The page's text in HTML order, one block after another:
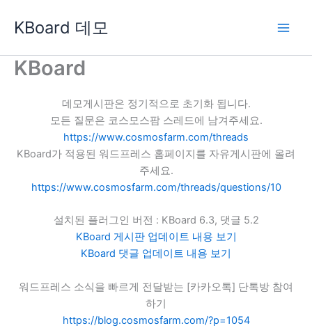
로
KBoard 데모
KBoard
데모게시판은 정기적으로 초기화 됩니다.
모든 질문은 코스모스팜 스레드에 남겨주세요.
https://www.cosmosfarm.com/threads
KBoard가 적용된 워드프레스 홈페이지를 자유게시판에 올려
주세요.
https://www.cosmosfarm.com/threads/questions/10
설치된 플러그인 버전 : KBoard 6.3, 댓글 5.2
KBoard 게시판 업데이트 내용 보기
KBoard 댓글 업데이트 내용 보기
워드프레스 소식을 빠르게 전달받는 [카카오톡] 단톡방 참여
하기
https://blog.cosmosfarm.com/?p=1054